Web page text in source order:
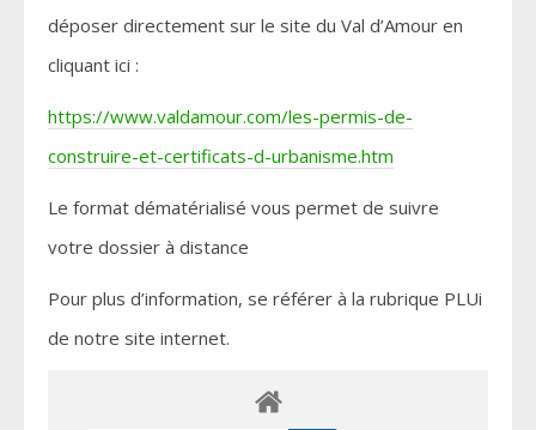
déposer directement sur le site du Val d’Amour en
cliquant ici :
https://www.valdamour.com/les-permis-de-
construire-et-certificats-d-urbanisme.htm
Le format dématérialisé vous permet de suivre
votre dossier à distance
Pour plus d’information, se référer à la rubrique PLUi
de notre site internet.